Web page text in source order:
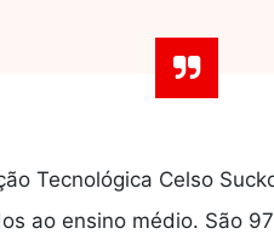
Tecnológica Celso
ao ensino médio. São